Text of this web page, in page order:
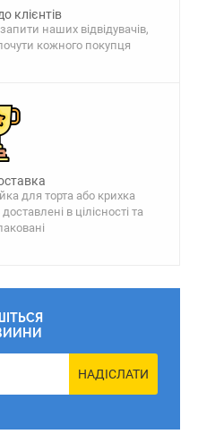
клієнтів
наших відвідувачів,
кожного покупця
для торта або крихка
в цілісності та
НАДІСЛАТИ